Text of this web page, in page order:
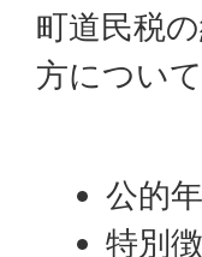
町道民税
方につい
公的
特別